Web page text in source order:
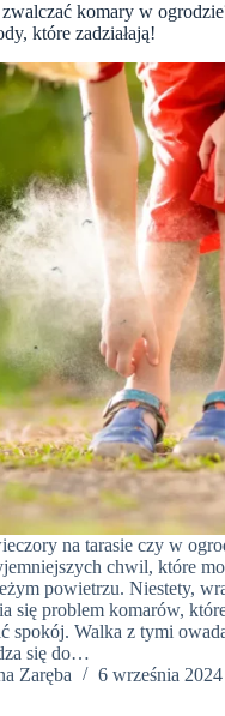
komary w
które zadziałają!
na tarasie czy w
chwil, które
powietrzu. Niestety,
się problem komarów,
spokój. Walka z tymi
się do…
Zaręba
6 września 2024